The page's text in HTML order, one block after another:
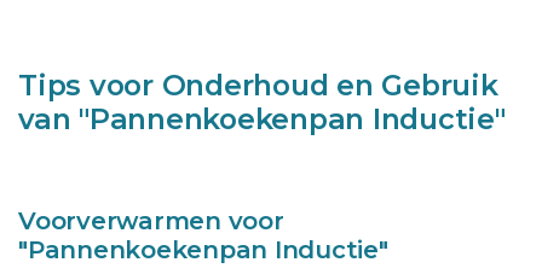
Tips voor Onderhoud en Gebruik
van "Pannenkoekenpan Inductie"
Voorverwarmen voor
"Pannenkoekenpan Inductie"